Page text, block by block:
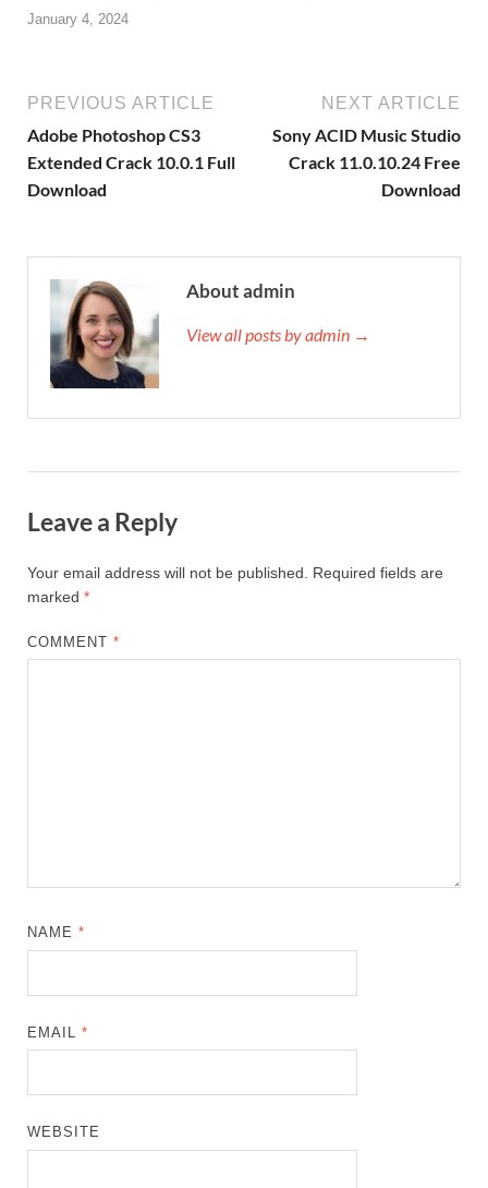
January 4, 2024
PREVIOUS ARTICLE
Adobe Photoshop CS3
Extended Crack 10.0.1 Full
Download
NEXT ARTICLE
Sony ACID Music Studio
Crack 11.0.10.24 Free
Download
About admin
View all posts by admin →
Leave a Reply
Your email address will not be published.
Required fields are
marked *
COMMENT*
NAME*
EMAIL*
WEBSITE